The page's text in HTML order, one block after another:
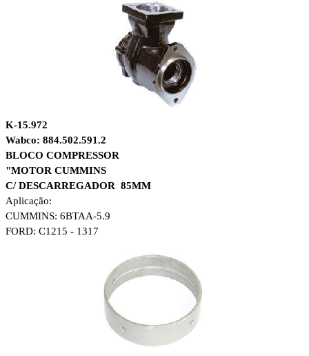
K-15.972
Wabco: 884.502.591.2
BLOCO COMPRESSOR
"MOTOR CUMMINS
C/ DESCARREGADOR 85MM
Aplicação:
CUMMINS: 6BTAA-5.9
FORD: C1215 - 1317